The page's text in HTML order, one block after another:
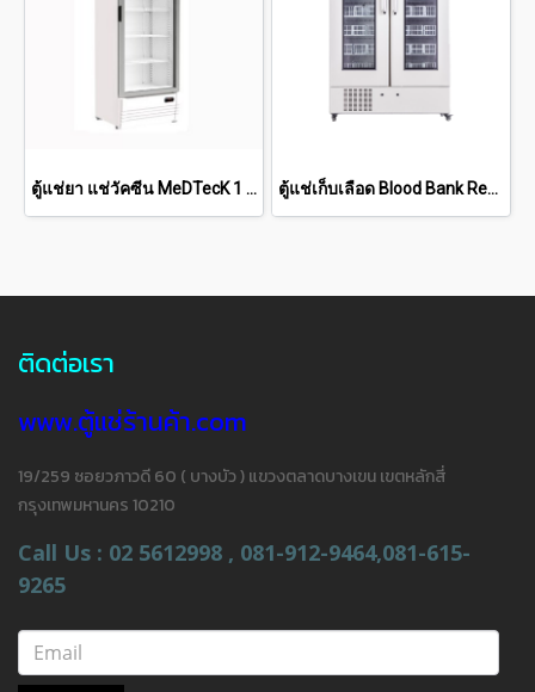
ตู้แช่ยา แช่วัคซีน MeDTecK 1 ประตู 11.9 Q ตู้แช่เก็บเลือด Blood Bank Refrigerator MED -BO 4V660
ติดต่อเรา
www.ตู้แช่ร้านค้า.com
19/259 ซอยวภาวดี 60 ( บางบัว ) แขวงตลาดบางเขน เขตหลักสี่
กรุงเทพมหานคร 10210
Call Us : 02 5612998 , 081-912-9464,081-615-
9265